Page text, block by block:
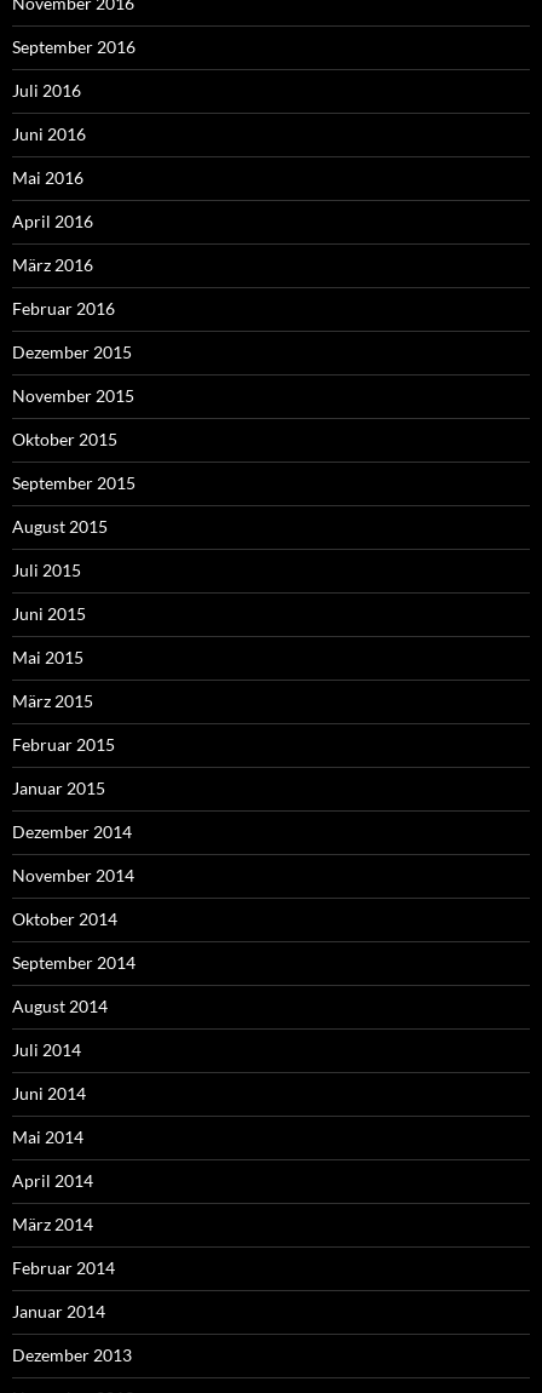
September 2016
Juli 2016
Juni 2016
Mai 2016
April 2016
März 2016
Februar 2016
Dezember 2015
November 2015
Oktober 2015
September 2015
August 2015
Juli 2015
Juni 2015
Mai 2015
März 2015
Februar 2015
Januar 2015
Dezember 2014
November 2014
Oktober 2014
September 2014
August 2014
Juli 2014
Juni 2014
Mai 2014
April 2014
März 2014
Februar 2014
Januar 2014
Dezember 2013